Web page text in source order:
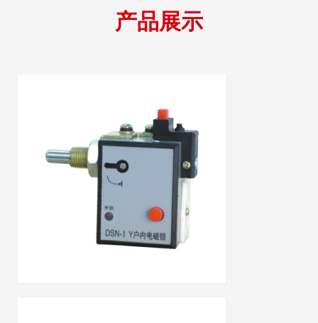
产品展示